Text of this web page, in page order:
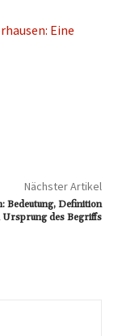
Eine
Nächster Artikel
Bedeutung, Definition
Ursprung des Begriffs